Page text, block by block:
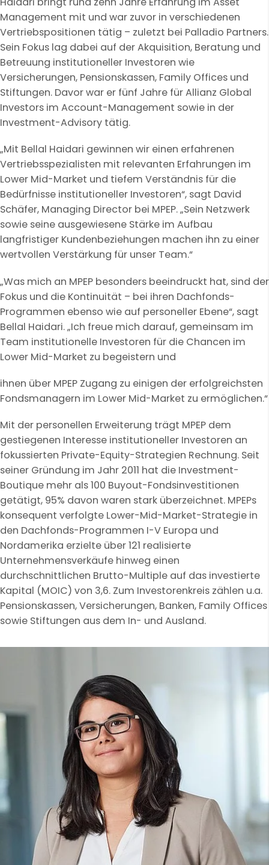
Management mit und war zuvor in verschiedenen
Vertriebspositionen tätig – zuletzt bei Palladio Partners.
Sein Fokus lag dabei auf der Akquisition, Beratung und
Betreuung institutioneller Investoren wie
Versicherungen, Pensionskassen, Family Offices und
Stiftungen. Davor war er fünf Jahre für Allianz Global
Investors im Account-Management sowie in der
Investment-Advisory tätig.
„Mit Bellal Haidari gewinnen wir einen erfahrenen
Vertriebsspezialisten mit relevanten Erfahrungen im
Lower Mid-Market und tiefem Verständnis für die
Bedürfnisse institutioneller Investoren“, sagt David
Schäfer, Managing Director bei MPEP. „Sein Netzwerk
sowie seine ausgewiesene Stärke im Aufbau
langfristiger Kundenbeziehungen machen ihn zu einer
wertvollen Verstärkung für unser Team.“
„Was mich an MPEP besonders beeindruckt hat, sind der
Fokus und die Kontinuität – bei ihren Dachfonds-
Programmen ebenso wie auf personeller Ebene“, sagt
Bellal Haidari. „Ich freue mich darauf, gemeinsam im
Team institutionelle Investoren für die Chancen im
Lower Mid-Market zu begeistern und
ihnen über MPEP Zugang zu einigen der erfolgreichsten
Fondsmanagern im Lower Mid-Market zu ermöglichen.“
Mit der personellen Erweiterung trägt MPEP dem
gestiegenen Interesse institutioneller Investoren an
fokussierten Private-Equity-Strategien Rechnung. Seit
seiner Gründung im Jahr 2011 hat die Investment-
Boutique mehr als 100 Buyout-Fondsinvestitionen
getätigt, 95% davon waren stark überzeichnet. MPEPs
konsequent verfolgte Lower-Mid-Market-Strategie in
den Dachfonds-Programmen I-V Europa und
Nordamerika erzielte über 121 realisierte
Unternehmensverkäufe hinweg einen
durchschnittlichen Brutto-Multiple auf das investierte
Kapital (MOIC) von 3,6. Zum Investorenkreis zählen u.a.
Pensionskassen, Versicherungen, Banken, Family Offices
sowie Stiftungen aus dem In- und Ausland.